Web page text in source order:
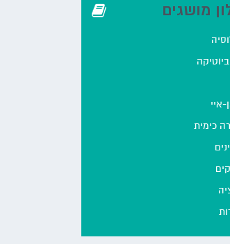
מושגים
איי
כימית